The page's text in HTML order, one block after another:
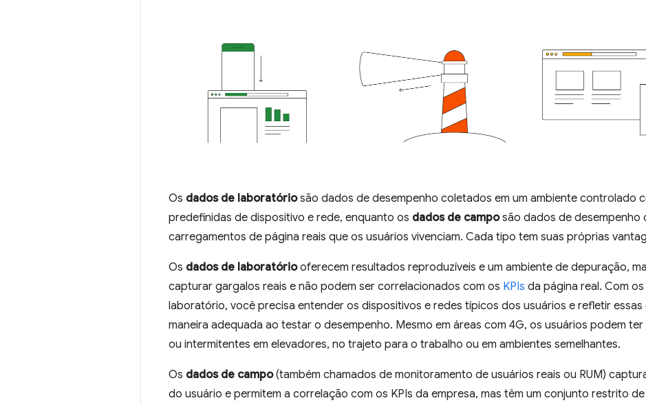
Os dados de laboratóriosão dados de desempenho coletados em um ambiente controlado
predefinidas de dispositivo e rede, enquanto os dados de camposão dados de desempenho
carregamentos de página reais que os usuários vivenciam. Cada tipo tem suas próprias
Os dados de laboratóriooferecem resultados reproduzíveis e um ambiente de depuração,
capturar gargalos reais e não podem ser correlacionados com os KPIs da página real. Com
laboratório, você precisa entender os dispositivos e redes típicos dos usuários e refletir
maneira adequada ao testar o desempenho. Mesmo em áreas com 4G, os usuários podem
ou intermitentes em elevadores, no trajeto para o trabalho ou em ambientes semelhantes.
Os dados de campo(também chamados de monitoramento de usuários reais ou RUM)
do usuário e permitem a correlação com os KPIs da empresa, mas têm um conjunto restrito